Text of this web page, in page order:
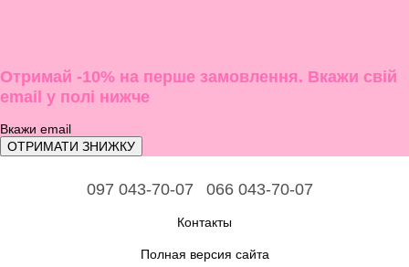
Отримай -10% на перше замовлення. Вкажи свій
email у полі нижче
ОТРИМАТИ ЗНИЖКУ
097 043-70-07 066 043-70-07
Контакты
Полная версия сайта